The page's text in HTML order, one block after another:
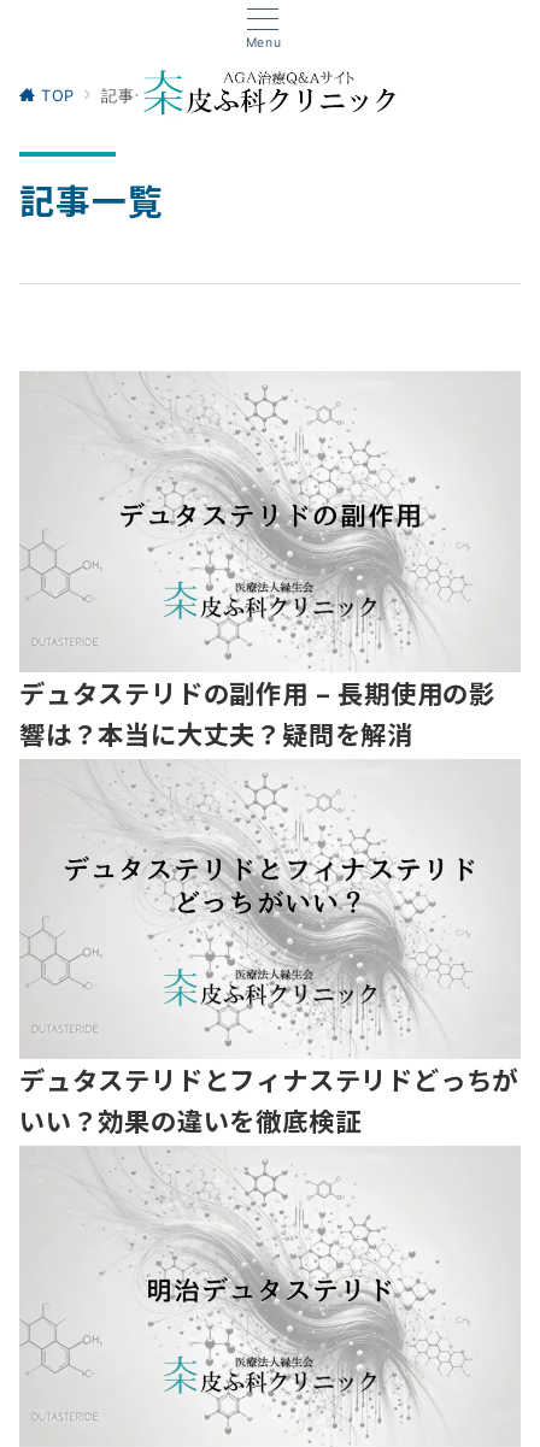
Menu
TOP 記事一覧
記事一覧
デュタステリドの副作用 – 長期使用の影
響は？本当に大丈夫？疑問を解消
デュタステリドとフィナステリドどっちが
いい？効果の違いを徹底検証